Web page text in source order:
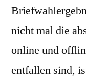
nicht mal die
online und
entfallen sind,